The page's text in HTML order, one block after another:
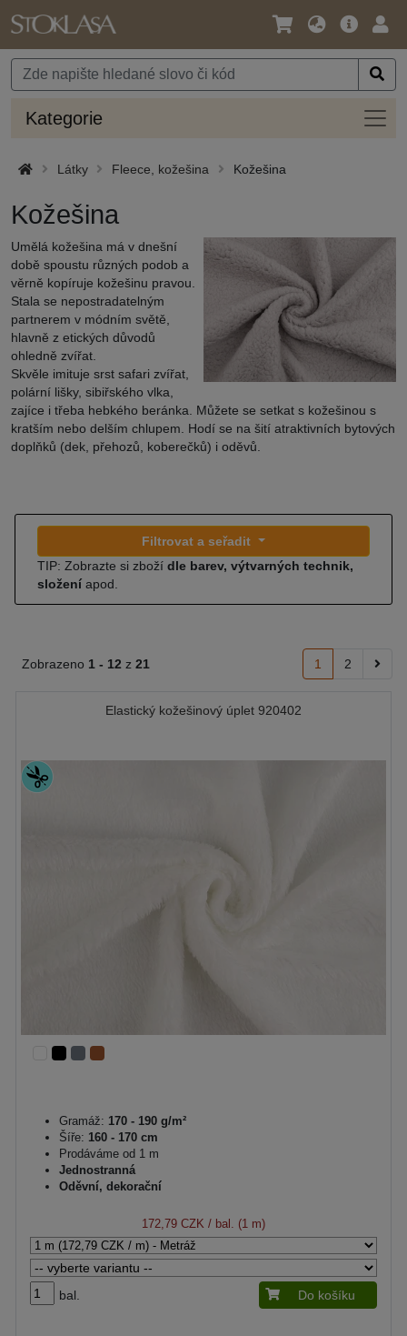
Jazyk
Měna
Hlavní
Kategorie
Látky Fleece, kožešina Kožešina
Kožešina
Umělá kožešina má v dnešní
době spoustu různých podob a
věrně kopíruje kožešinu pravou.
Stala se nepostradatelným
partnerem v módním světě,
hlavně z etických důvodů
ohledně zvířat.
Skvěle imituje srst safari zvířat,
polární lišky, sibiřského vlka,
zajíce i třeba hebkého beránka. Můžete se setkat s kožešinou s
kratším nebo delším chlupem. Hodí se na šití atraktivních bytových
doplňků (dek, přehozů, koberečků) i oděvů.
Filtrovat a seřadit
TIP: Zobrazte si zboží dle barev, výtvarných technik,
složení apod.
Zobrazeno 1 - 12 z 21 1 2
Elastický kožešinový úplet 920402
Gramáž: 170 - 190 g/m²
Šíře: 160 - 170 cm
Prodáváme od 1 m
Jednostranná
Oděvní, dekorační
172,79 CZK / bal. (1 m)
bal. Do košíku